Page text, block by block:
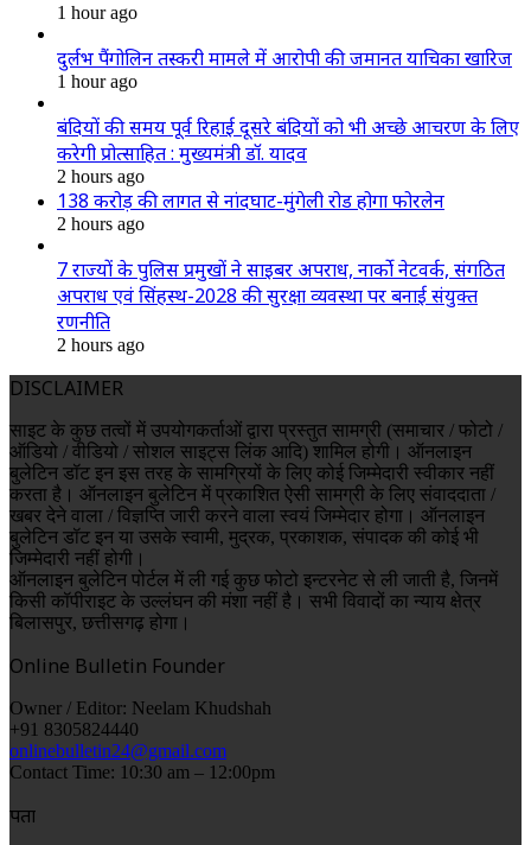
1 hour ago
दुर्लभ पैंगोलिन तस्करी मामले में आरोपी की जमानत याचिका खारिज
1 hour ago
बंदियों की समय पूर्व रिहाई दूसरे बंदियों को भी अच्छे आचरण के लिए
करेगी प्रोत्साहित : मुख्यमंत्री डॉ. यादव
2 hours ago
138 करोड़ की लागत से नांदघाट-मुंगेली रोड होगा फोरलेन
2 hours ago
7 राज्यों के पुलिस प्रमुखों ने साइबर अपराध, नार्को नेटवर्क, संगठित
अपराध एवं सिंहस्थ-2028 की सुरक्षा व्यवस्था पर बनाई संयुक्त
रणनीति
2 hours ago
DISCLAIMER
साइट के कुछ तत्वों में उपयोगकर्ताओं द्वारा प्रस्तुत सामग्री (समाचार / फोटो /
ऑडियो / वीडियो / सोशल साइट्स लिंक आदि) शामिल होगी। ऑनलाइन
बुलेटिन डॉट इन इस तरह के सामग्रियों के लिए कोई जिम्मेदारी स्वीकार नहीं
करता है। ऑनलाइन बुलेटिन में प्रकाशित ऐसी सामग्री के लिए संवाददाता /
खबर देने वाला / विज्ञप्ति जारी करने वाला स्वयं जिम्मेदार होगा। ऑनलाइन
बुलेटिन डॉट इन या उसके स्वामी, मुद्रक, प्रकाशक, संपादक की कोई भी
जिम्मेदारी नहीं होगी।
ऑनलाइन बुलेटिन पोर्टल में ली गई कुछ फोटो इन्टरनेट से ली जाती है, जिनमें
किसी कॉपीराइट के उल्लंघन की मंशा नहीं है। सभी विवादों का न्याय क्षेत्र
बिलासपुर, छत्तीसगढ़ होगा।
Online Bulletin Founder
Owner / Editor: Neelam Khudshah
+91 8305824440
onlinebulletin24@gmail.com
Contact Time: 10:30 am – 12:00pm
पता